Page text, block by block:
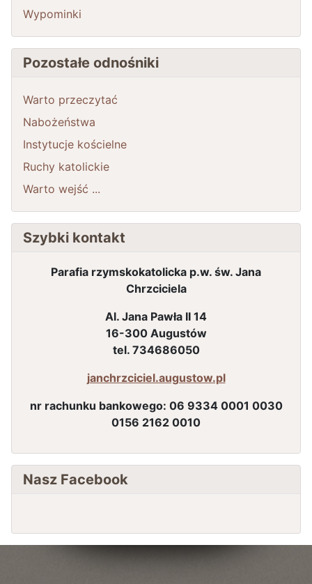
Wypominki
Pozostałe odnośniki
Warto przeczytać
Nabożeństwa
Instytucje kościelne
Ruchy katolickie
Warto wejść ...
Szybki kontakt
Parafia rzymskokatolicka p.w. św. Jana
Chrzciciela
Al. Jana Pawła II 14
16-300 Augustów
tel. 734686050
janchrzciciel.augustow.pl
nr rachunku bankowego: 06 9334 0001 0030
0156 2162 0010
Nasz Facebook